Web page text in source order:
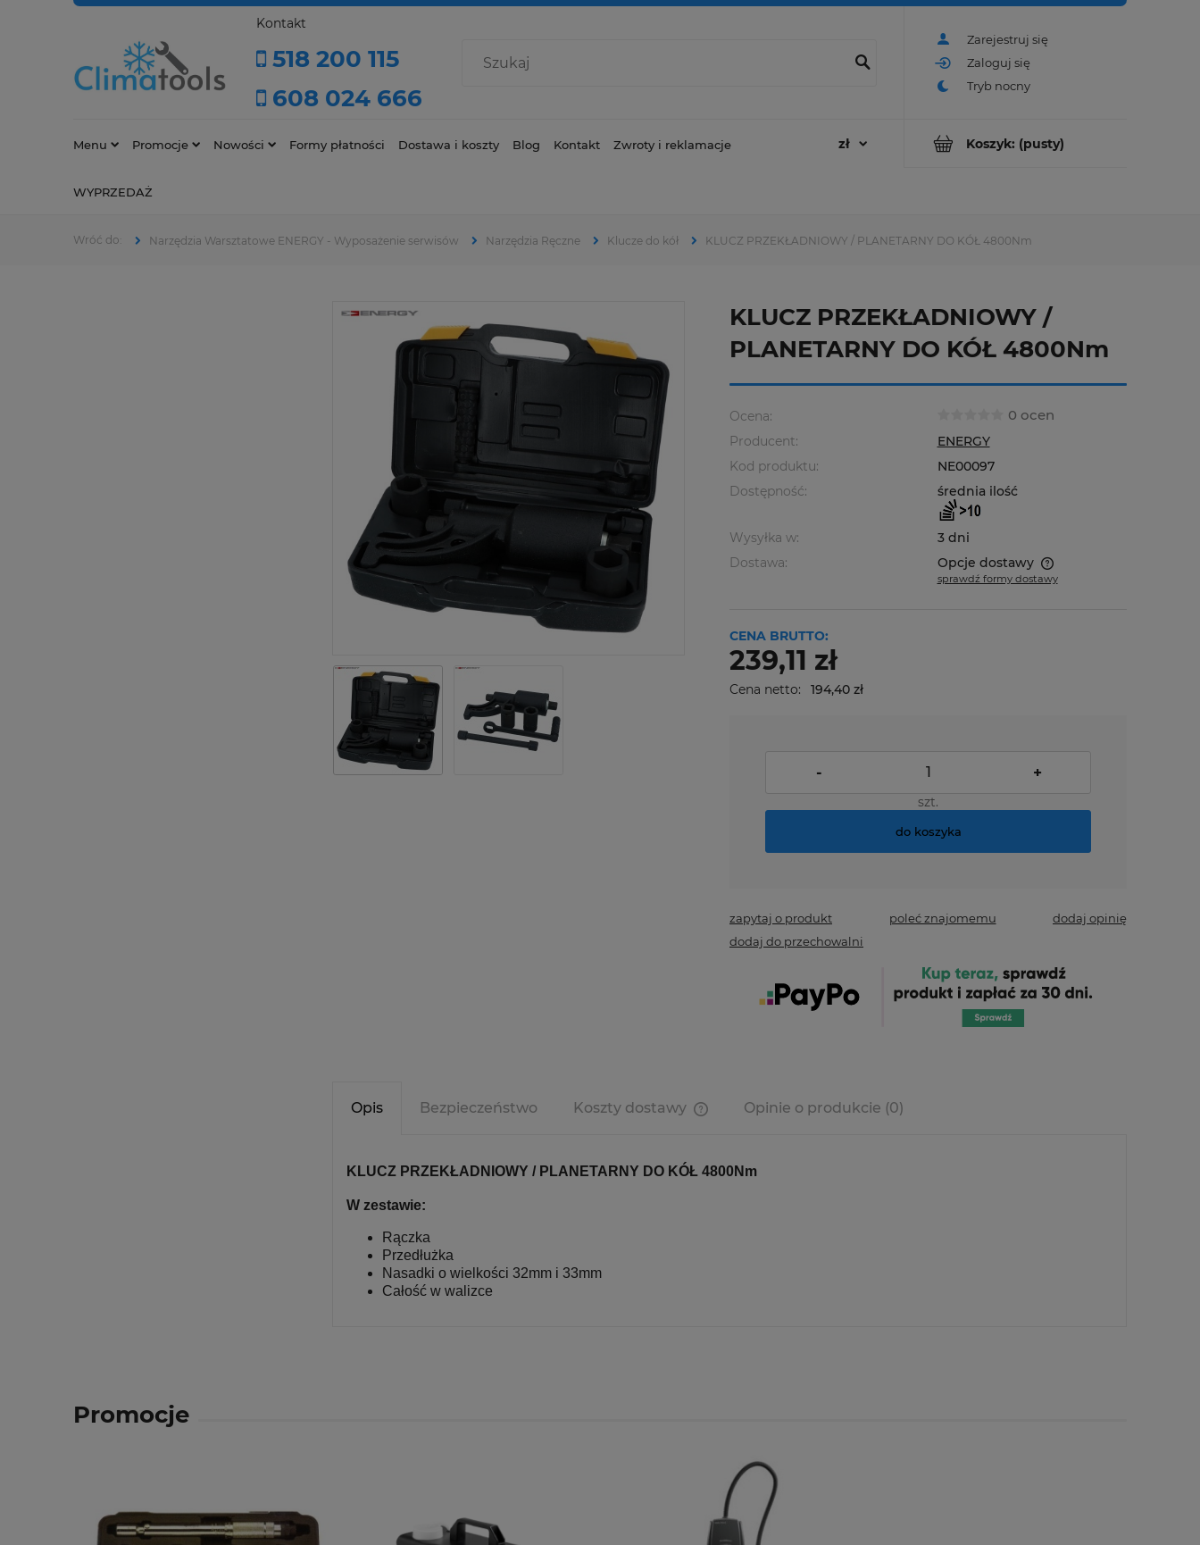
Zarejestruj się
Zaloguj się
Kontakt
518 200 115
608 024 666
Koszyk: (pusty)
Menu Promocje Nowości Formy płatności Dostawa i koszty Blog Kontakt Zwroty i reklamacje
WYPRZEDAŻ
Narzędzia Warsztatowe ENERGY - Wyposażenie serwisów Narzędzia Ręczne Klucze do kół KLUCZ PRZEKŁADNIOWY / PLANETARNY DO KÓŁ 4800Nm
KLUCZ PRZEKŁADNIOWY /
PLANETARNY DO KÓŁ 4800Nm
Ocena: 0 ocen
Producent:
ENERGY
Kod produktu:
NE00097
Dostępność:
średnia ilość
Wysyłka w:
3 dni
Dostawa:
Opcje dostawy
sprawdź formy dostawy
CENA BRUTTO:
239,11 zł
Cena netto: 194,40 zł
- +
szt.
do koszyka
zapytaj o produkt poleć znajomemu
dodaj opinię
dodaj do przechowalni
Opis Bezpieczeństwo Koszty dostawy
kosztów płatności
Opinie o produkcie (0)
KLUCZ PRZEKŁADNIOWY / PLANETARNY DO KÓŁ 4800Nm
W zestawie:
Rączka
Przedłużka
Nasadki o wielkości 32mm i 33mm
Całość w walizce
Promocje